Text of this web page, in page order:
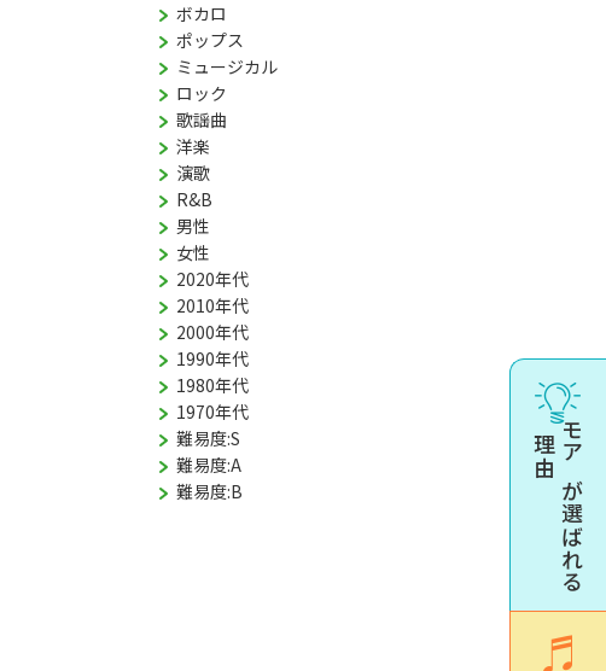
ボカロ
ポップス
ミュージカル
ロック
歌謡曲
洋楽
演歌
R&B
男性
女性
2020年代
2010年代
2000年代
1990年代
1980年代
1970年代
難易度:S
難易度:A
難易度:B
モアが選ばれる
理由